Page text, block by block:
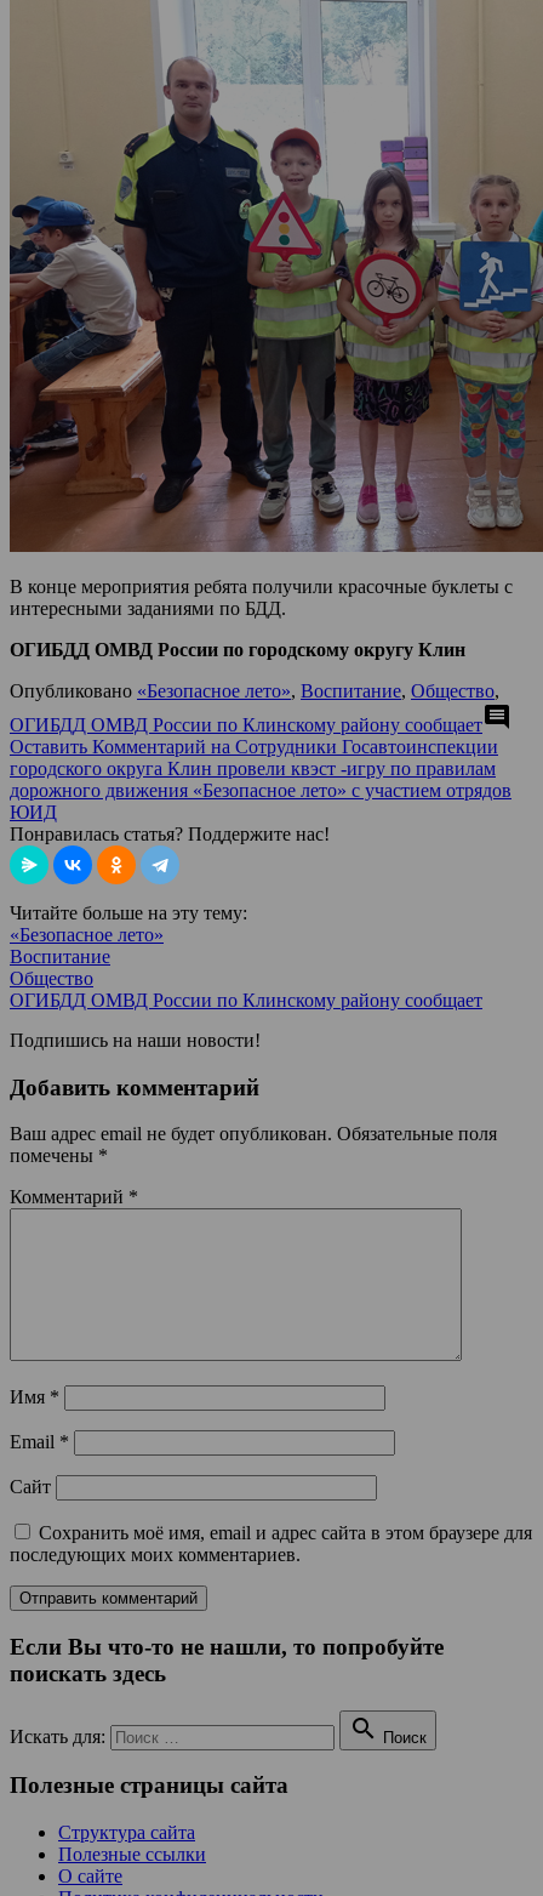
В конце мероприятия ребята получили красочные буклеты с
интересными заданиями по БДД.
ОГИБДД ОМВД России по городскому округу Клин
Опубликовано «Безопасное лето», Воспитание, Общество,
ОГИБДД ОМВД России по Клинскому району сообщаетcomment
Оставить Комментарий на Сотрудники Госавтоинспекции
городского округа Клин провели квэст -игру по правилам
дорожного движения «Безопасное лето» с участием отрядов
ЮИД
Понравилась статья? Поддержите нас!
Читайте больше на эту тему:
«Безопасное лето»
Воспитание
Общество
ОГИБДД ОМВД России по Клинскому району сообщает
Подпишись на наши новости!
Добавить комментарий
Ваш адрес email не будет опубликован. Обязательные поля
помечены *
Комментарий *
Имя *
Email *
Сайт
Сохранить моё имя, email и адрес сайта в этом браузере для
последующих моих комментариев.
Если Вы что-то не нашли, то попробуйте
поискать здесь
Искать для:  Поиск
Полезные страницы сайта
Структура сайта
Полезные ссылки
О сайте